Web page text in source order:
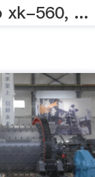
xk-560, ...